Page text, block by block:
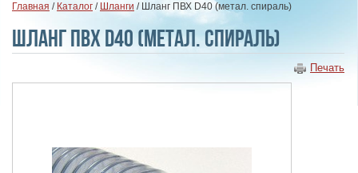
Главная / Каталог / Шланги / Шланг ПВХ D40 (метал. спираль)
Шланг ПВХ D40 (метал. спираль)
Печать